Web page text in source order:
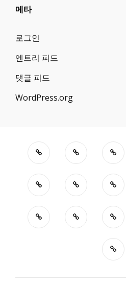
메타
로그인
엔트리 피드
댓글 피드
WordPress.org